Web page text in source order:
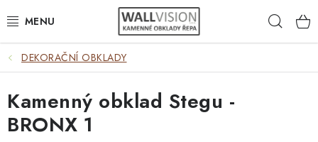
na
EXTERIÉR / INTERIÉR
VÝBĚR DLE MATERIÁLU
VÝBĚR DLE BAREV
DEKORAČNÍ OBKLADY
Kamenný obklad Stegu -
BRONX 1